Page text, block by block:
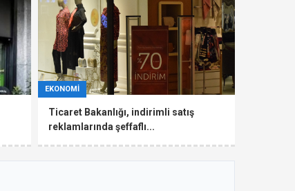
EKONOMİ
Ticaret Bakanlığı, indirimli satış
reklamlarında şeffaflı...